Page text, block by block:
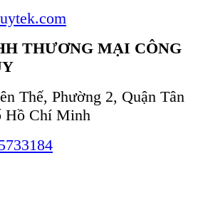
THƯƠNG MẠI CÔNG
Thế, Phường 2, Quận Tân
Hồ Chí Minh